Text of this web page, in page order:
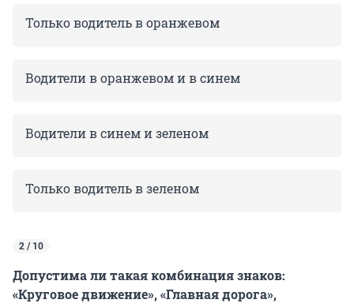
Только водитель в оранжевом
Водители в оранжевом и в синем
Водители в синем и зеленом
Только водитель в зеленом
2 / 10
Допустима ли такая комбинация знаков:
«Круговое движение», «Главная дорога»,